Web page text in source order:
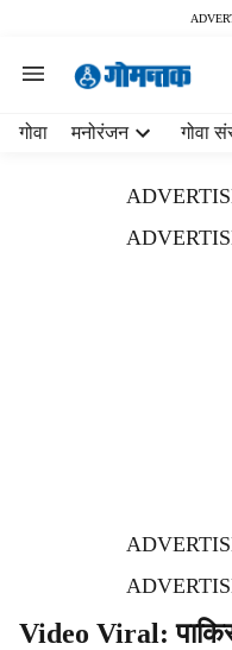
गोवा मनोरंजन गोवा
Video Viral: